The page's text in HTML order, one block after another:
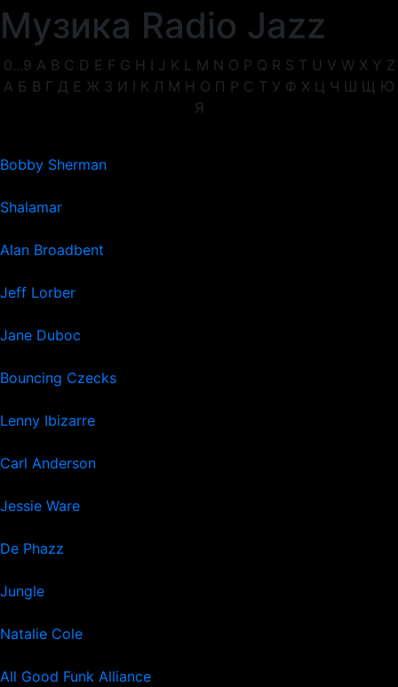
Музика Radio Jazz
0...9 A B C D E F G H I J K L M N O P Q R S T U V W X Y Z
А Б В Г Д Е Ж З И І К Л М Н О П Р С Т У Ф Х Ц Ч Ш Щ Ю
Я
Bobby Sherman
Shalamar
Alan Broadbent
Jeff Lorber
Jane Duboc
Bouncing Czecks
Lenny Ibizarre
Carl Anderson
Jessie Ware
De Phazz
Jungle
Natalie Cole
All Good Funk Alliance